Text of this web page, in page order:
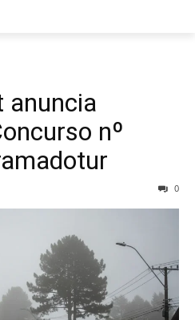
anuncia
nº
0